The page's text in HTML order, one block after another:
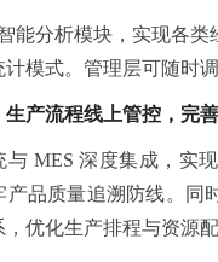
能分析模块，实现各
模式。管理层可随时
生产流程线上管控，完
与 MES 深度集成，实
产品质量追溯防线。同
优化生产排程与资源配